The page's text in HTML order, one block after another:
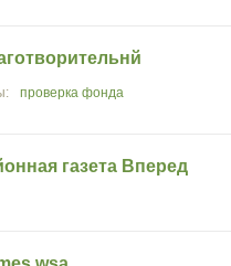
проверка фонда
газета Вперед